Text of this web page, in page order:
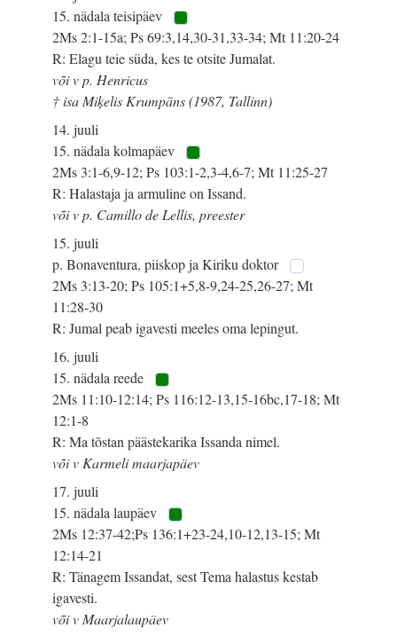
15. nädala teisipäev
2Ms 2:1-15a; Ps 69:3,14,30-31,33-34; Mt 11:20-24
R: Elagu teie süda, kes te otsite Jumalat.
või v p. Henricus
† isa Miķelis Krumpāns (1987, Tallinn)
14. juuli
15. nädala kolmapäev
2Ms 3:1-6,9-12; Ps 103:1-2,3-4,6-7; Mt 11:25-27
R: Halastaja ja armuline on Issand.
või v p. Camillo de Lellis, preester
15. juuli
p. Bonaventura, piiskop ja Kiriku doktor
2Ms 3:13-20; Ps 105:1+5,8-9,24-25,26-27; Mt
11:28-30
R: Jumal peab igavesti meeles oma lepingut.
16. juuli
15. nädala reede
2Ms 11:10-12:14; Ps 116:12-13,15-16bc,17-18; Mt
12:1-8
R: Ma tõstan päästekarika Issanda nimel.
või v Karmeli maarjapäev
17. juuli
15. nädala laupäev
2Ms 12:37-42;Ps 136:1+23-24,10-12,13-15; Mt
12:14-21
R: Tänagem Issandat, sest Tema halastus kestab
igavesti.
või v Maarjalaupäev